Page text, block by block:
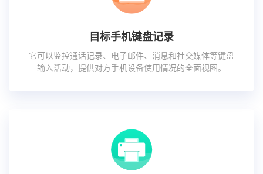
目标手机键盘记录
它可以监控通话记录、电子邮件、消息和社交媒体等键盘
输入活动，提供对方手机设备使用情况的全面视图。